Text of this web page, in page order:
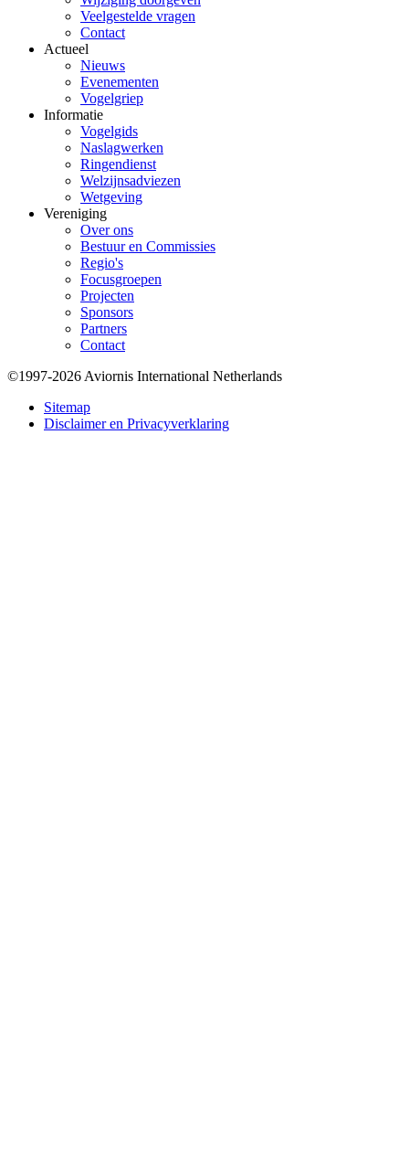
Veelgestelde vragen
Contact
Actueel
Nieuws
Evenementen
Vogelgriep
Informatie
Vogelgids
Naslagwerken
Ringendienst
Welzijnsadviezen
Wetgeving
Vereniging
Over ons
Bestuur en Commissies
Regio's
Focusgroepen
Projecten
Sponsors
Partners
Contact
Bottom
©1997-2026 Aviornis International Netherlands
Sitemap
Disclaimer en Privacyverklaring